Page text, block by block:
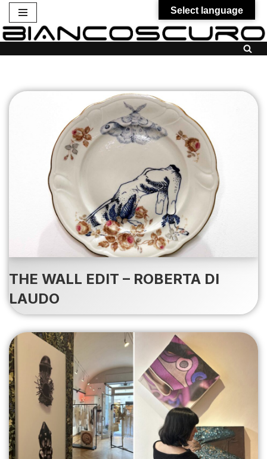
Vai
THE WALL EDIT – ROBERTA DI
LAUDO
Select language